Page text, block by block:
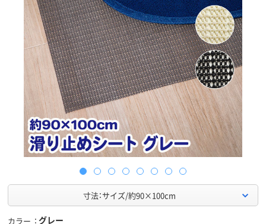
寸法：サイズ/約90×100cm
カラー グレー